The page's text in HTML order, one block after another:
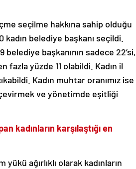
seçilme hakkına sahip olduğu
kadın belediye başkanı seçildi.
başkanının sadece 22’si,
fazla yüzde 11 olabildi. Kadın il
Kadın muhtar oranımız ise
ve yönetimde eşitliği
kadınların karşılaştığı en
ağırlıklı olarak kadınların